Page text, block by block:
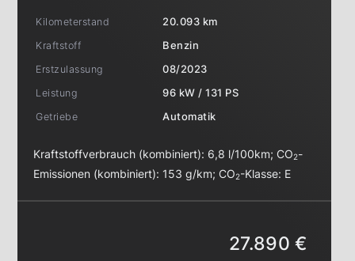
Kilometerstand
20.093 km
Kraftstoff
Benzin
Erstzulassung
08/2023
Leistung
96 kW / 131 PS
Getriebe
Automatik
Kraftstoffverbrauch (kombiniert): 6,8 l/100km;CO2-
Emissionen (kombiniert): 153 g/km;CO2-Klasse: E
27.890 €